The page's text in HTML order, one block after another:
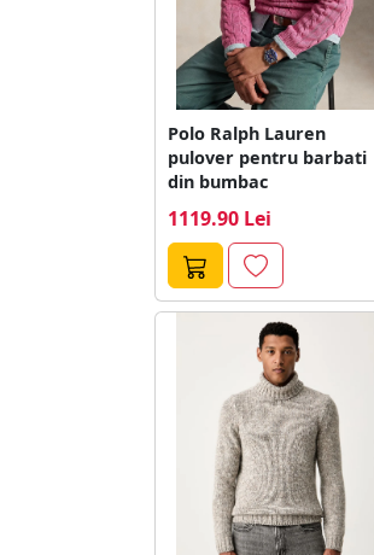
Polo Ralph Lauren
pulover pentru barbati
din bumbac
1119.90 Lei